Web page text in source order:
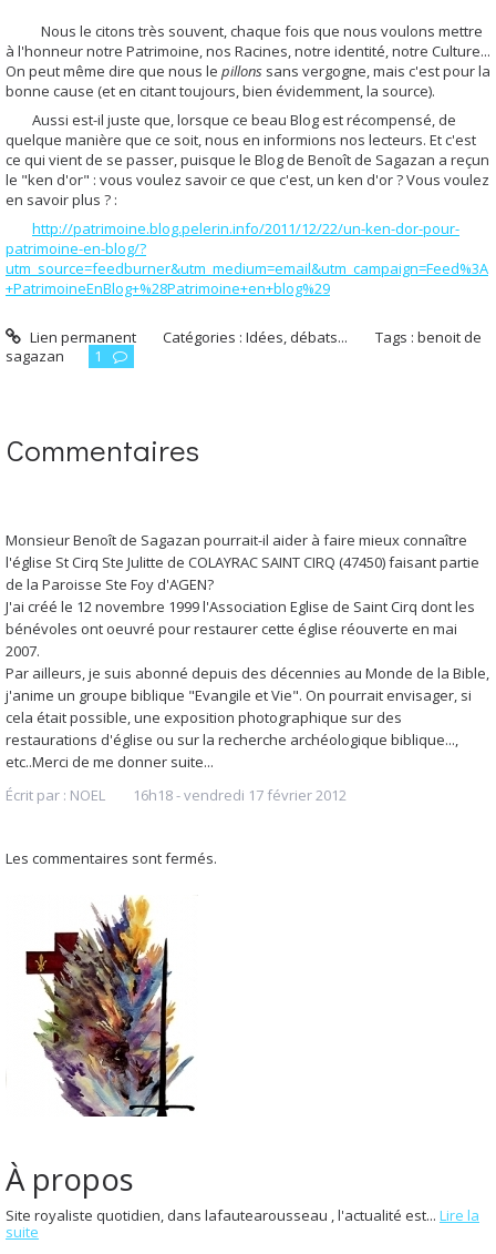
Nous le citons très souvent, chaque fois que nous voulons mettre
à l'honneur notre Patrimoine, nos Racines, notre identité, notre Culture...
On peut même dire que nous le pillons sans vergogne, mais c'est pour la
bonne cause (et en citant toujours, bien évidemment, la source).
Aussi est-il juste que, lorsque ce beau Blog est récompensé, de
quelque manière que ce soit, nous en informions nos lecteurs. Et c'est
ce qui vient de se passer, puisque le Blog de Benoît de Sagazan a reçun
le "ken d'or" : vous voulez savoir ce que c'est, un ken d'or ? Vous voulez
en savoir plus ? :
http://patrimoine.blog.pelerin.info/2011/12/22/un-ken-dor-pour-
patrimoine-en-blog/?
utm_source=feedburner&utm_medium=email&utm_campaign=Feed%3A
+PatrimoineEnBlog+%28Patrimoine+en+blog%29
Lien permanent Catégories :Idées, débats... Tags :benoit de
sagazan
1
Commentaires
Monsieur Benoît de Sagazan pourrait-il aider à faire mieux connaître
l'église St Cirq Ste Julitte de COLAYRAC SAINT CIRQ (47450) faisant partie
de la Paroisse Ste Foy d'AGEN?
J'ai créé le 12 novembre 1999 l'Association Eglise de Saint Cirq dont les
bénévoles ont oeuvré pour restaurer cette église réouverte en mai
2007.
Par ailleurs, je suis abonné depuis des décennies au Monde de la Bible,
j'anime un groupe biblique "Evangile et Vie". On pourrait envisager, si
cela était possible, une exposition photographique sur des
restaurations d'église ou sur la recherche archéologique biblique...,
etc..Merci de me donner suite...
Écrit par : NOEL 16h18-vendredi 17 février 2012
Les commentaires sont fermés.
À propos
Site royaliste quotidien, dans lafautearousseau , l'actualité est... Lire la
suite